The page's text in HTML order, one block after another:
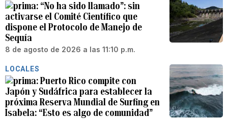
“No ha sido llamado”: sin
activarse el Comité Científico que
dispone el Protocolo de Manejo de
Sequía
8 de agosto de 2026 a las 11:10 p.m.
LOCALES
Puerto Rico compite con
Japón y Sudáfrica para establecer la
próxima Reserva Mundial de Surfing en
Isabela: “Esto es algo de comunidad”